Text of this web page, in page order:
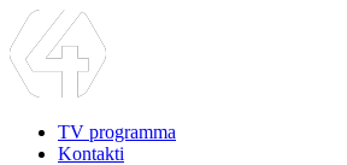
TV programma
Kontakti